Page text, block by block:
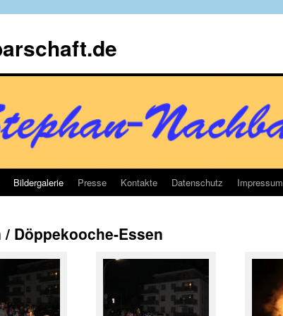
Bildergalerie Presse Kontakte Datenschutz Impressum
/ Döppekooche-Essen